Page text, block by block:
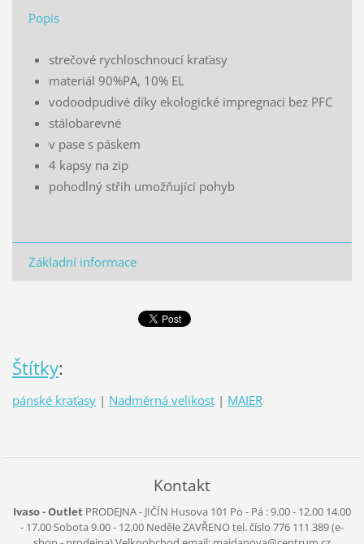
Popis
strečové rychloschnoucí kraťasy
materiál 90%PA, 10% EL
vodoodpudivé díky ekologické impregnaci bez PFC
stálobarevné
v pase s páskem
4 kapsy na zip
pohodlný střih umožňující pohyb
Základní informace
Štítky:
pánské kraťasy | Nadměrná velikost | MAIER
Kontakt
Ivaso - Outlet PRODEJNA - JIČÍN Husova 101 Po - Pá :9.00 - 12.00 14.00
- 17.00Sobota 9.00 - 12.00 NeděleZAVŘENOtel. číslo 776 111 389(e-